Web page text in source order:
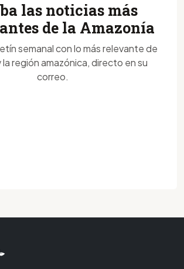
las noticias más
de la Amazonía
semanal con lo más relevante de
la región amazónica, directo en su
correo.